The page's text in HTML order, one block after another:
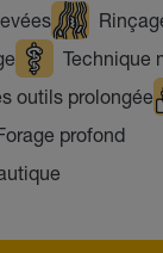
Technique
outils prolongée
profond